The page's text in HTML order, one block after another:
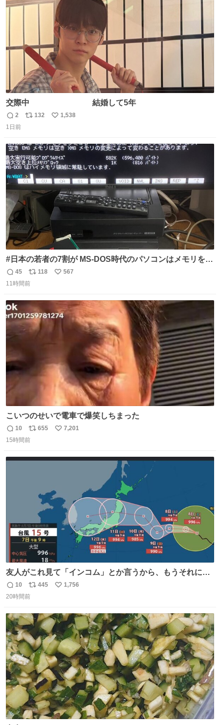
数
交際中 結婚して5年
返
信
2
リ
ト
数
132
い
数
1,538
1日前
#日本の若者の7割が MS-DOS時代のパソコンはメモリをい
くら増設しても、基本的に640～768KBまでしか使用でき
なかったことを知らない。 またその改善策としてEMSメモ
かメモリをやりくりしていたことを知らない。
返
信
45
リ
ポ
ト
数
118
い
数
567
11時間前
こいつのせいで電車で爆笑しちまった
返
信
10
リ
ポ
655
い
7,201
15時間前
友人がこれ見て「インコム」とか言うから、もうそれにし
か見えなくなっちゃった。
返
信
10
リ
ポ
ト
数
445
い
数
1,756
20時間前